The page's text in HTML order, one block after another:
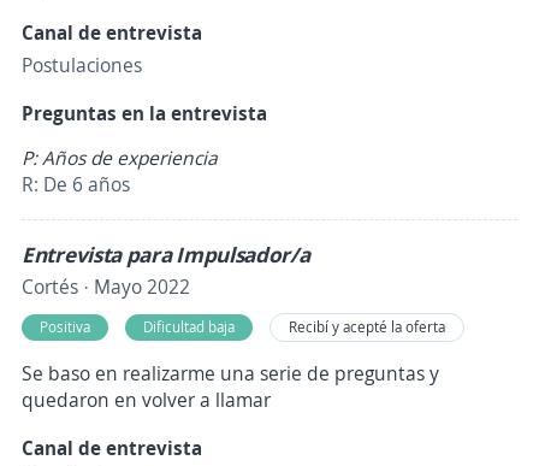
Canal de entrevista
Postulaciones
Preguntas en la entrevista
P: Años de experiencia
R: De 6 años
Entrevista para Impulsador/a
Cortés · Mayo 2022
Positiva Dificultad baja Recibí y acepté la oferta
Se baso en realizarme una serie de preguntas y
quedaron en volver a llamar
Canal de entrevista